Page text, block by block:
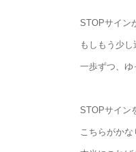
STOPサイン
もしもう少
一歩ずつ、ゆ
STOPサイン
こちらがか